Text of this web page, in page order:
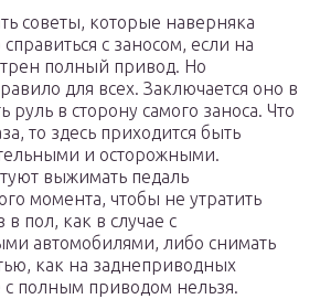
советы, которые наверняка
с заносом, если на
полный привод. Но
для всех. Заключается оно в
руль в сторону самого заноса. Что
то здесь приходится быть
и осторожными.
выжимать педаль
момента, чтобы не утратить
в пол, как в случае с
автомобилями, либо снимать
как на заднеприводных
с полным приводом нельзя.